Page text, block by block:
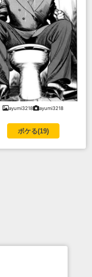
ayumi3218 ayumi3218
ボケる(19)